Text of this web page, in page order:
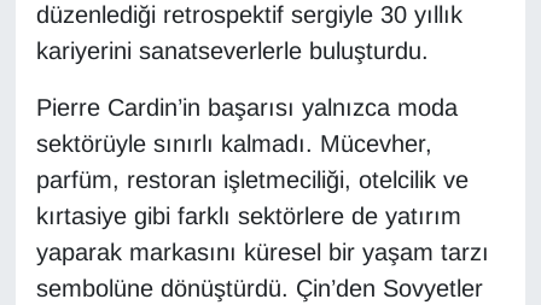
düzenlediği retrospektif sergiyle 30 yıllık
kariyerini sanatseverlerle buluşturdu.
Pierre Cardin’in başarısı yalnızca moda
sektörüyle sınırlı kalmadı. Mücevher,
parfüm, restoran işletmeciliği, otelcilik ve
kırtasiye gibi farklı sektörlere de yatırım
yaparak markasını küresel bir yaşam tarzı
sembolüne dönüştürdü. Çin’den Sovyetler